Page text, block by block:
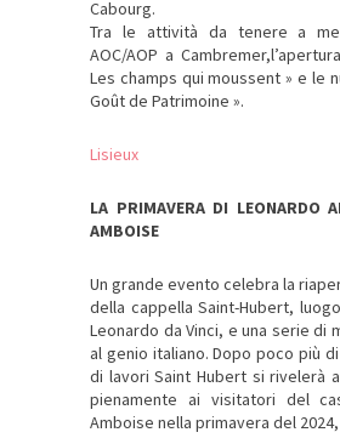
Cabourg.
Tra le attività da tenere a
AOC/AOP a
Les champs qui moussent » e le
Goût de Patrimoine ».
Lisieux
LA PRIMAVERA DI LEONARDO
AMBOISE
Un grande evento celebra la
della cappella Saint-Hubert,
Leonardo da Vinci, e una serie di
al genio italiano. Dopo poco più
di lavori Saint Hubert si rivelerà
pienamente ai visitatori del
Amboise nella primavera del